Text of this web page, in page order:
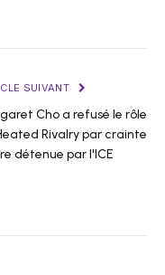
SUIVANT
Cho a refusé le rôle
Rivalry par crainte
détenue par l'ICE